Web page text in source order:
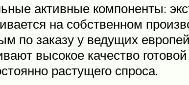
активные компоненты:
на собственном
по заказу у ведущих
высокое качество
растущего спроса.